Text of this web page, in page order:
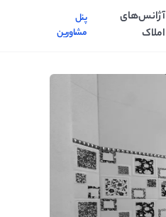
آژانس‌های
املاک
پنل
مشاورین